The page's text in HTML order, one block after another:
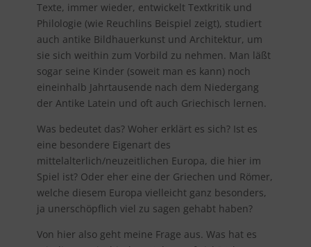
Texte, immer wieder, entwickelt Textkritik und
Philologie (wie Reuchlins Beispiel zeigt), studiert
auch antike Bildhauerkunst und Architektur, um
sie sich weithin zum Vorbild zu nehmen. Man läßt
sogar seine Kinder (soweit man es kann) noch
eineinhalb Jahrtausende nach dem Niedergang
der Antike Latein und oft auch Griechisch lernen.
Was bedeutet das? Woher erklärt es sich? Ist es
eine besondere Eigenart des
mittelalterlich/neuzeitlichen Europa, die hier im
Spiel ist? Oder eher eine der Griechen und Römer,
welche diesem Europa vielleicht ganz besonders,
ja unerschöpflich viel zu sagen gehabt haben?
Von hier also geht meine Frage aus. Was hat es